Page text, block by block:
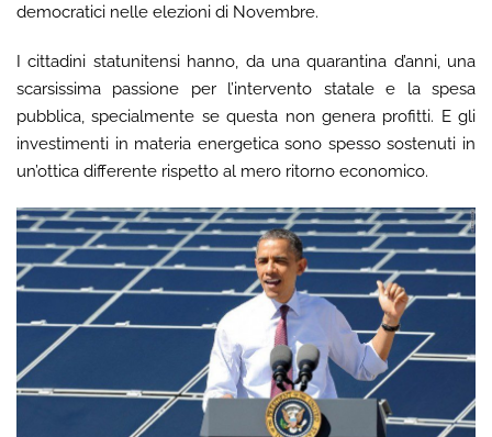
democratici nelle elezioni di Novembre.
I cittadini statunitensi hanno, da una quarantina d’anni, una
scarsissima passione per l’intervento statale e la spesa
pubblica, specialmente se questa non genera profitti. E gli
investimenti in materia energetica sono spesso sostenuti in
un’ottica differente rispetto al mero ritorno economico.